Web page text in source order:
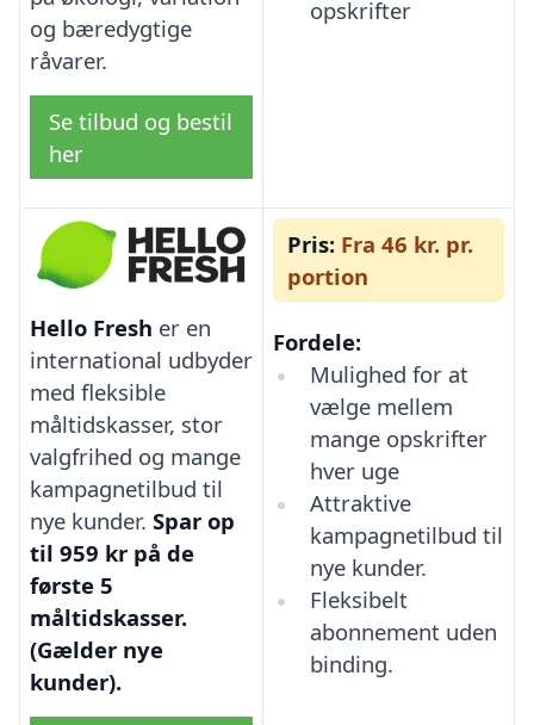
og bæredygtige
råvarer.
Se tilbud og bestil
her
opskrifter
Hello Fresh er en
international udbyder
med fleksible
måltidskasser, stor
valgfrihed og mange
kampagnetilbud til
nye kunder. Spar op
til 959 kr på de
første 5
måltidskasser.
(Gælder nye
kunder).
Pris: Fra 46 kr. pr.
portion
Fordele:
Mulighed for at
vælge mellem
mange opskrifter
hver uge
Attraktive
kampagnetilbud til
nye kunder.
Fleksibelt
abonnement uden
binding.